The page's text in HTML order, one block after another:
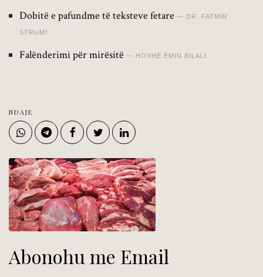
Dobitë e pafundme të teksteve fetare DR. FATMIR
STRUMI
Falënderimi për mirësitë HOXHË EMIN BILALI
NDAJE
Abonohu me Email